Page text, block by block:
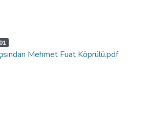
,
Mehmet Fuat Köprülü.pdf